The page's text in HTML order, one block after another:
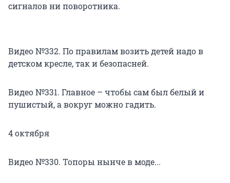
сигналов ни поворотника.
Видео №332. По правилам возить детей надо в
детском кресле, так и безопасней.
Видео №331. Главное – чтобы сам был белый и
пушистый, а вокруг можно гадить.
4 октября
Видео №330. Топоры нынче в моде...